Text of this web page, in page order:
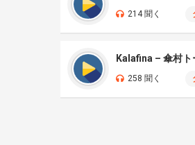
214 聞く
Kalafina – 傘村ト
258 聞く